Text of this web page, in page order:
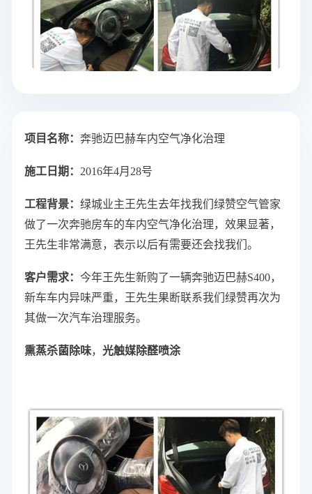
项目名称： 奔驰迈巴赫车内空气净化治理
施工日期： 2016年4月28号
工程背景： 绿城业主王先生去年找我们绿赞空气管家
做了一次奔驰房车的车内空气净化治理，效果显著，
王先生非常满意，表示以后有需要还会找我们。
客户需求： 今年王先生新购了一辆奔驰迈巴赫S400，
新车车内异味严重，王先生果断联系我们绿赞再次为
其做一次汽车治理服务。
熏蒸杀菌除味， 光触媒除醛喷涂